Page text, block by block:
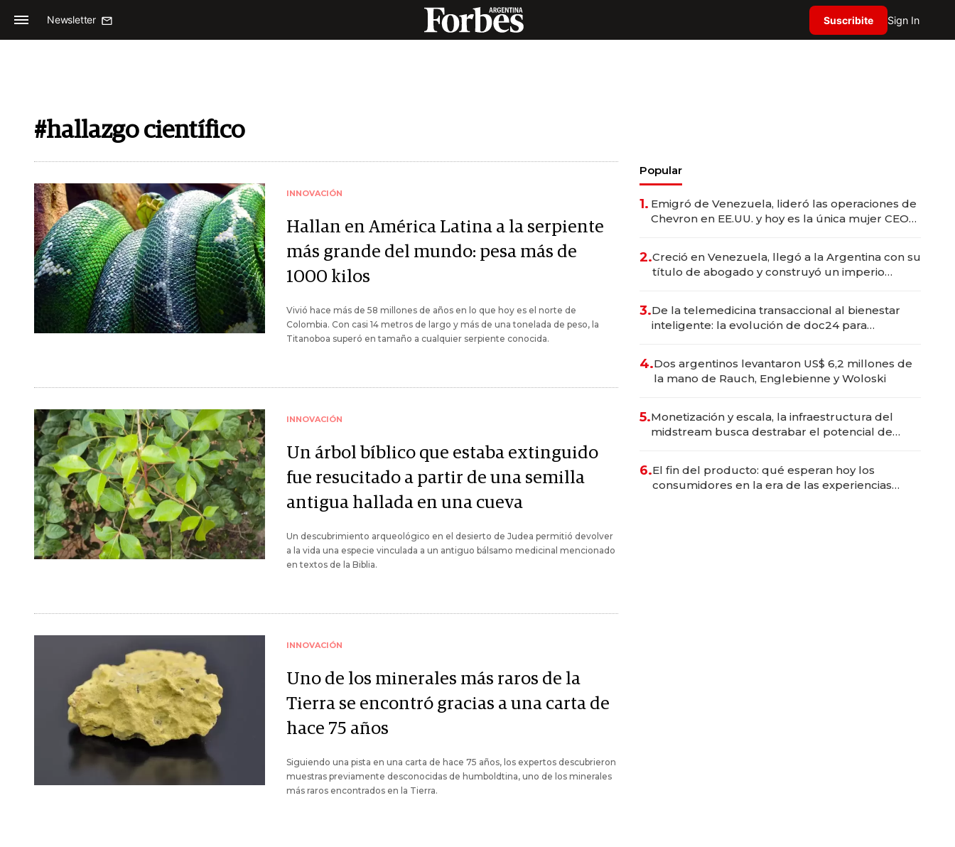
Newsletter Suscribite Sign In
#hallazgo científico
INNOVACIÓN
Hallan en América Latina a la serpiente
más grande del mundo: pesa más de
1000 kilos
Vivió hace más de 58 millones de años en lo que hoy es el norte de
Colombia. Con casi 14 metros de largo y más de una tonelada de peso, la
Titanoboa superó en tamaño a cualquier serpiente conocida.
INNOVACIÓN
Un árbol bíblico que estaba extinguido
fue resucitado a partir de una semilla
antigua hallada en una cueva
Un descubrimiento arqueológico en el desierto de Judea permitió devolver
a la vida una especie vinculada a un antiguo bálsamo medicinal mencionado
en textos de la Biblia.
INNOVACIÓN
Uno de los minerales más raros de la
Tierra se encontró gracias a una carta de
hace 75 años
Siguiendo una pista en una carta de hace 75 años, los expertos descubrieron
muestras previamente desconocidas de humboldtina, uno de los minerales
más raros encontrados en la Tierra.
Popular
1. Emigró de Venezuela, lideró las operaciones de
Chevron en EE.UU. y hoy es la única mujer CEO
2.Creció en Venezuela, llegó a la Argentina con su
título de abogado y construyó un imperio
3.De la telemedicina transaccional al bienestar
inteligente: la evolución de doc24 para
4.Dos argentinos levantaron US$ 6,2 millones de
la mano de Rauch, Englebienne y Woloski
5.Monetización y escala, la infraestructura del
midstream busca destrabar el potencial de
6.El fin del producto: qué esperan hoy los
consumidores en la era de las experiencias